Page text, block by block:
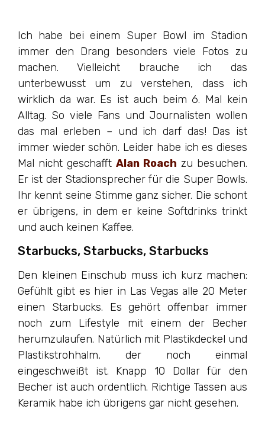
Ich habe bei einem Super Bowl im Stadion
immer den Drang besonders viele Fotos zu
machen. Vielleicht brauche ich das
unterbewusst um zu verstehen, dass ich
wirklich da war. Es ist auch beim 6. Mal kein
Alltag. So viele Fans und Journalisten wollen
das mal erleben – und ich darf das! Das ist
immer wieder schön. Leider habe ich es dieses
Mal nicht geschafft Alan Roach zu besuchen.
Er ist der Stadionsprecher für die Super Bowls.
Ihr kennt seine Stimme ganz sicher. Die schont
er übrigens, in dem er keine Softdrinks trinkt
und auch keinen Kaffee.
Starbucks, Starbucks, Starbucks
Den kleinen Einschub muss ich kurz machen:
Gefühlt gibt es hier in Las Vegas alle 20 Meter
einen Starbucks. Es gehört offenbar immer
noch zum Lifestyle mit einem der Becher
herumzulaufen. Natürlich mit Plastikdeckel und
Plastikstrohhalm, der noch einmal
eingeschweißt ist. Knapp 10 Dollar für den
Becher ist auch ordentlich. Richtige Tassen aus
Keramik habe ich übrigens gar nicht gesehen.